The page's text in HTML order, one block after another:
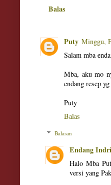
Balas
Puty Minggu,
Salam mba
Mba, aku mo
endang resep
Puty
Balas
Balasan
Endang
Halo Mba
versi yang